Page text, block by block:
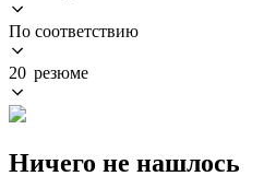
По соответствию
20 резюме
Ничего не нашлось